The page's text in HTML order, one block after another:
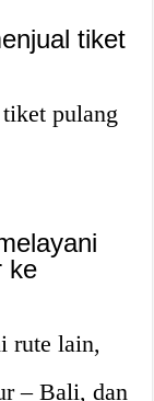
tiket
pulang
ke
rute lain,
– Bali, dan